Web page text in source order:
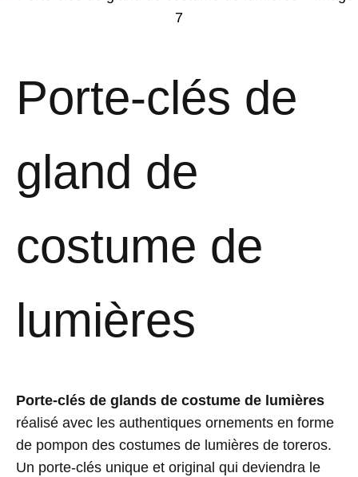
Porte-clés de
gland de
costume de
lumières
Porte-clés de glands de costume de lumières
réalisé avec les authentiques ornements en forme
de pompon des costumes de lumières de toreros.
Un porte-clés unique et original qui deviendra le